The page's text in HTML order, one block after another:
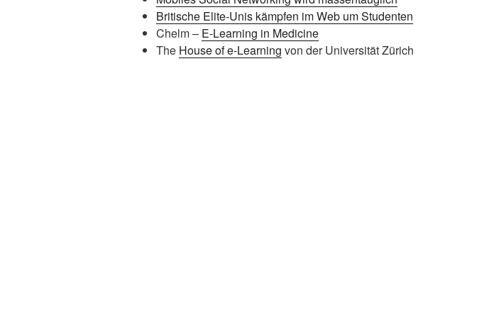
Britische Elite-Unis kämpfen im Web um Studenten
Chelm – E-Learning in Medicine
The House of e-Learning von der Universität Zürich